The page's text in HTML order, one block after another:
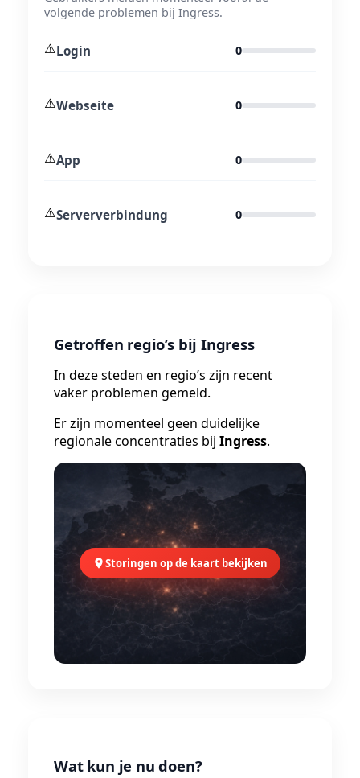
volgende problemen bij Ingress.
⚠️Login 0
⚠️Webseite 0
⚠️App 0
⚠️Serververbindung 0
Getroffen regio’s bij Ingress
In deze steden en regio’s zijn recent
vaker problemen gemeld.
Er zijn momenteel geen duidelijke
regionale concentraties bij Ingress.
Storingen op de kaart bekijken
Wat kun je nu doen?